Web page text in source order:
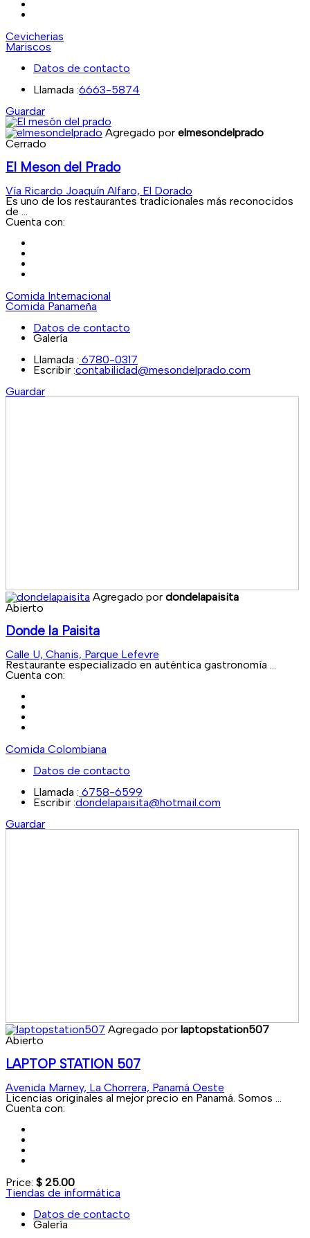
Cevicherias
Mariscos
Datos de contacto
Llamada :6663-5874
Guardar
Agregado por elmesondelprado
Cerrado
El Meson del Prado
Vía Ricardo Joaquín Alfaro, El Dorado
Es uno de los restaurantes tradicionales más reconocidos
de ...
Cuenta con:
Comida Internacional
Comida Panameña
Datos de contacto
Galería
Llamada : 6780-0317
Escribir :contabilidad@mesondelprado.com
Guardar
Agregado por dondelapaisita
Abierto
Donde la Paisita
Calle U, Chanis, Parque Lefevre
Restaurante especializado en auténtica gastronomía ...
Cuenta con:
Comida Colombiana
Datos de contacto
Llamada : 6758-6599
Escribir :dondelapaisita@hotmail.com
Guardar
Agregado por laptopstation507
Abierto
LAPTOP STATION 507
Avenida Marney, La Chorrera, Panamá Oeste
Licencias originales al mejor precio en Panamá. Somos ...
Cuenta con:
Price: $ 25.00
Tiendas de informática
Datos de contacto
Galería